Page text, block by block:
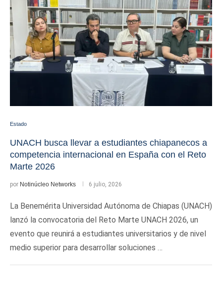
Estado
UNACH busca llevar a estudiantes chiapanecos a
competencia internacional en España con el Reto
Marte 2026
por Notinúcleo Networks 6 julio, 2026
La Benemérita Universidad Autónoma de Chiapas (UNACH)
lanzó la convocatoria del Reto Marte UNACH 2026, un
evento que reunirá a estudiantes universitarios y de nivel
medio superior para desarrollar soluciones …